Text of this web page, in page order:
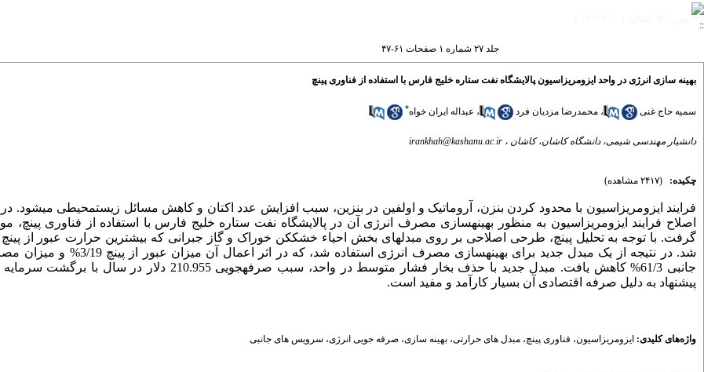
جلد ۲۷ شماره ۱ صفحات ۶۱-۴۷
بهینه سازی انرژی در واحد ایزومریزاسیون پالایشگاه نفت ستاره خلیج فارس با استفاده از فناوری پینچ
سمیه حاج غنی ، محمدرضا مزدیان فرد ، عبداله ایران خواه*
دانشیار مهندسی شیمی، دانشگاه کاشان، کاشان ، irankhah@kashanu.ac.ir
چکیده: (۲۴۱۷ مشاهده)
فرایند ایزومریزاسیون با محدود کردن بنزن، آروماتیک و اولفین در بنزین، سبب افزایش عدد اکتان و کاهش مسائل زیست­محیطی می­شود.
اصلاح فرایند ایزومریزاسیون به منظور بهینه­سازی مصرف انرژی آن در پالایشگاه­ نفت ستاره خلیج فارس با استفاده از فناوری پینچ،
گرفت. با توجه به تحلیل پینچ، طرحی اصلاحی بر روی مبدل­های بخش احیاء خشک­کن خوراک و گاز جبرانی که بیشترین حرارت عبور از پینچ
شد. در نتیجه از یک مبدل جدید برای بهینه­سازی مصرف انرژی استفاده
پیشنهاد به دلیل صرفه اقتصادی آن بسیار کارآمد و مفید است.
واژه‌های کلیدی: ایزومریزاسیون، فناوری پینچ، مبدل های حرارتی، بهینه سازی، صرفه جویی انرژی، سرویس های جانبی